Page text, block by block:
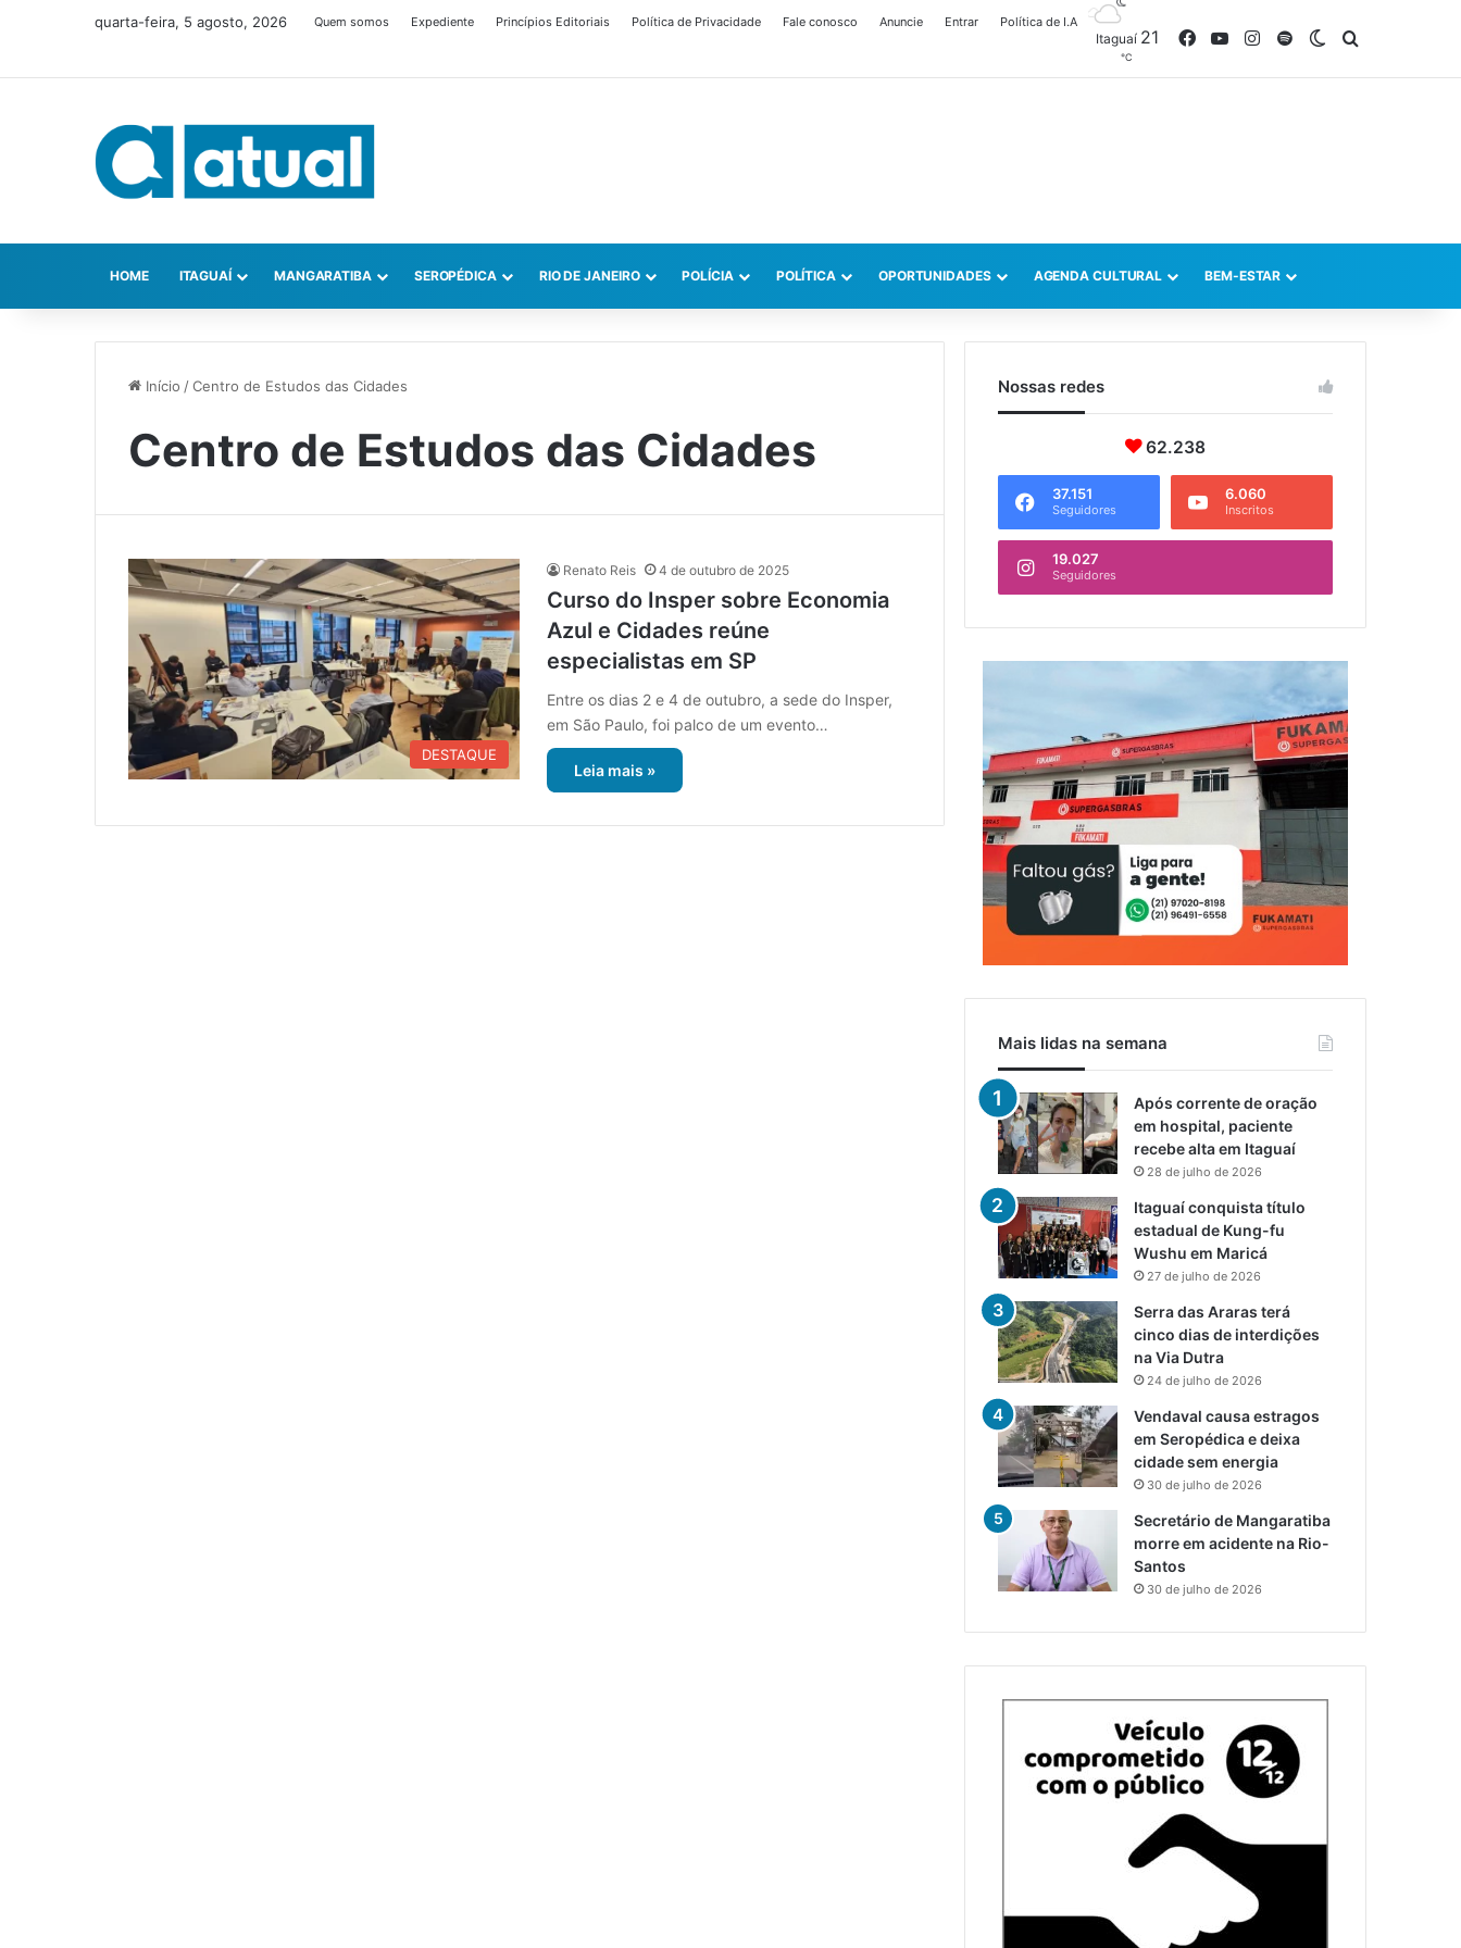
quarta-feira, 5 agosto, 2026 Quem somos Expediente Princípios Editoriais Política de Privacidade Fale conosco Anuncie Entrar Política de I.A
Itaguaí 21
℃
FacebookYouTubeInstagram
SpotifySwitch skin
HOME ITAGUAÍ MANGARATIBA SEROPÉDICA RIO DE JANEIRO POLÍCIA POLÍTICA OPORTUNIDADES AGENDA CULTURAL BEM-ESTAR
Início /Centro de Estudos das Cidades
Centro de Estudos das Cidades
DESTAQUE
Renato Reis 4 de outubro de 2025
Curso do Insper sobre Economia
Azul e Cidades reúne
especialistas em SP
Entre os dias 2 e 4 de outubro, a sede do Insper,
em São Paulo, foi palco de um evento…
Leia mais »
Nossas redes
62.238
37.151
Seguidores
6.060
Inscritos
19.027
Seguidores
Mais lidas na semana
Após corrente de oração
em hospital, paciente
recebe alta em Itaguaí
28 de julho de 2026
Itaguaí conquista título
estadual de Kung-fu
Wushu em Maricá
27 de julho de 2026
Serra das Araras terá
cinco dias de interdições
na Via Dutra
24 de julho de 2026
Vendaval causa estragos
em Seropédica e deixa
cidade sem energia
30 de julho de 2026
Secretário de Mangaratiba
morre em acidente na Rio-
Santos
30 de julho de 2026